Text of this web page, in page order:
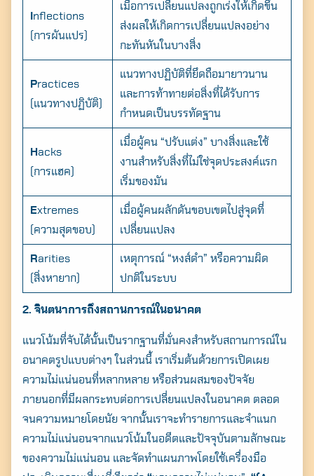
nflections
(การผันแปร)
เมื่อการเปลี่ยนแปลงถูกเร่งให้เกิดขึ้น
ส่งผลให้เกิดการเปลี่ยนแปลงอย่าง
กะทันหันในบางสิ่ง
Practices
(แนวทางปฏิบัติ)
แนวทางปฏิบัติที่ยึดถือมายาวนาน
และการท้าทายต่อสิ่งที่ได้รับการ
กำหนดเป็นบรรทัดฐาน
H acks
(การแฮค)
เมื่อผู้คน “ปรับแต่ง” บางสิ่งและใช้
งานสำหรับสิ่งที่ไม่ใช่จุดประสงค์แรก
เริ่มของมัน
Extremes
(ความสุดขอบ)
เมื่อผู้คนผลักดันขอบเขตไปสู่จุดที่
เปลี่ยนแปลง
Rarities
(สิ่งหายาก)
เหตุการณ์ “หงส์ดำ” หรือความผิด
ปกติในระบบ
2. จินตนาการถึงสถานการณ์ในอนาคต
แนวโน้มที่จับได้นั้นเป็นรากฐานที่มั่นคงสำหรับสถานการณ์ใน
อนาคตรูปแบบต่างๆ ในส่วนนี้ เราเริ่มต้นด้วยการเปิดเผย
ความไม่แน่นอนที่หลากหลาย หรือส่วนผสมของปัจจัย
ภายนอกที่มีผลกระทบต่อการเปลี่ยนแปลงในอนาคต ตลอด
จนความหมายโดยนัย จากนั้นเราจะทำรายการและจำแนก
ความไม่แน่นอนจากแนวโน้มในอดีตและปัจจุบันตามลักษณะ
ของความไม่แน่นอน และจัดทำแผนภาพโดยใช้เครื่องมือ